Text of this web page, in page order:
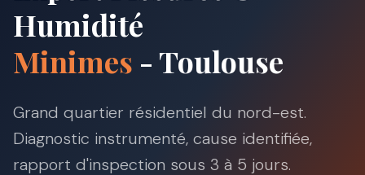
Humidité
Minimes - Toulouse
Grand quartier résidentiel du nord-est.
Diagnostic instrumenté, cause identifiée,
rapport d'inspection sous 3 à 5 jours.